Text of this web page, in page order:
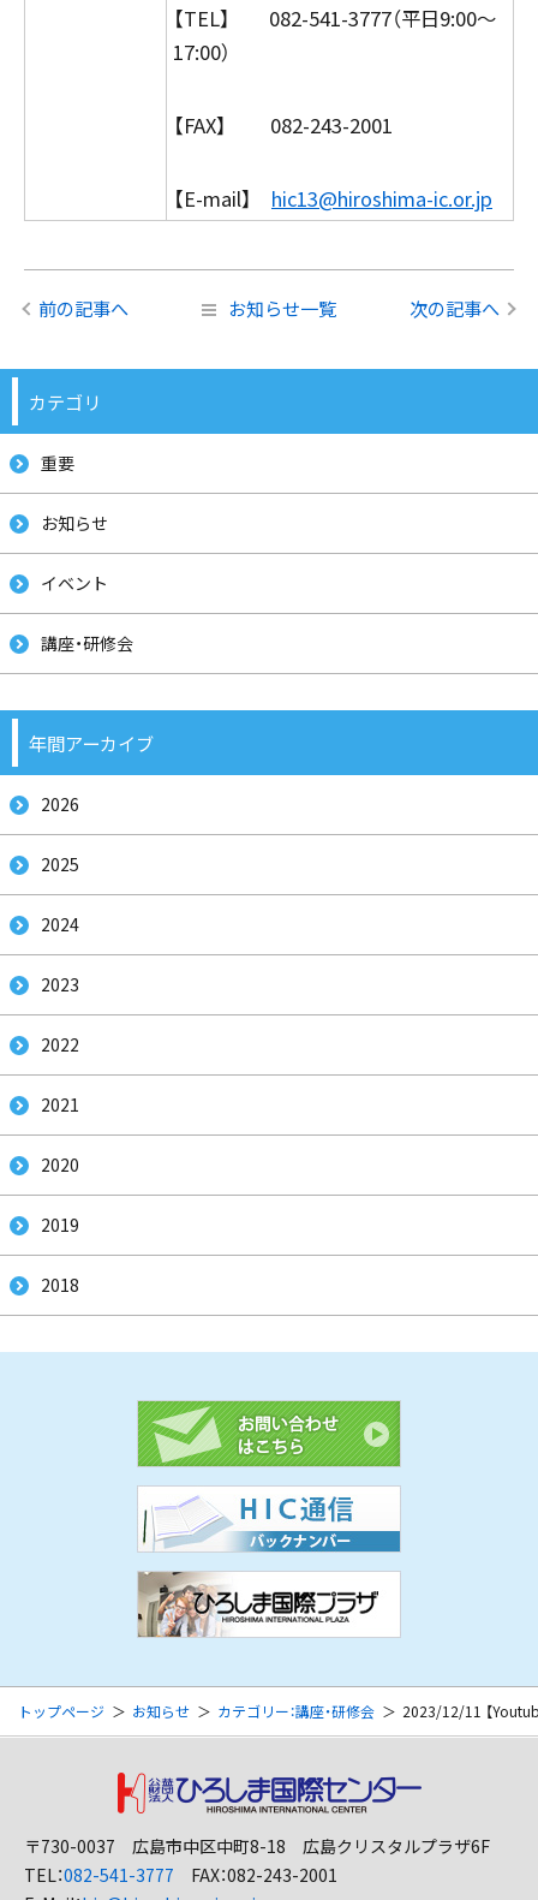
【TEL】 082-541-3777（平日9:00～
17:00）
【FAX】 082-243-2001
【E-mail】 hic13@hiroshima-ic.or.jp
前の記事へ お知らせ一覧 次の記事へ
カテゴリ
重要
お知らせ
イベント
講座・研修会
年間アーカイブ
2026
2025
2024
2023
2022
2021
2020
2019
2018
トップページ お知らせ カテゴリー：講座・研修会 2023/12/11 【
〒730-0037 広島市中区中町8-18 広島クリスタルプラザ6F
TEL：082-541-3777 FAX：082-243-2001